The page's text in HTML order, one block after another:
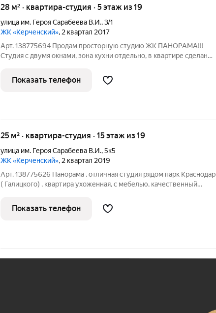
28 м² · квартира-студия · 5 этаж из 19
улица им. Героя Сарабеева В.И.,3/1
ЖК «Керченский», 2 квартал 2017
Арт. 138775694 Продам просторную студию ЖК ПАНОРАМА!!!
Студия с двумя окнами, зона кухни отдельно, в квартире сделан
для себя, мебель и техника остаются, все как на фото. Хорошая
встроенная
Показать телефон
25 м² · квартира-студия · 15 этаж из 19
улица им. Героя Сарабеева В.И.,5к5
ЖК «Керченский», 2 квартал 2019
Арт. 138775626 Панорама , отличная студия рядом парк Краснодар
( Галицкого) , квартира ухоженная, с мебелью, качественный
большой шкаф для хранения, так же в коридоре огромный
зеркальный шкаф,
Показать телефон